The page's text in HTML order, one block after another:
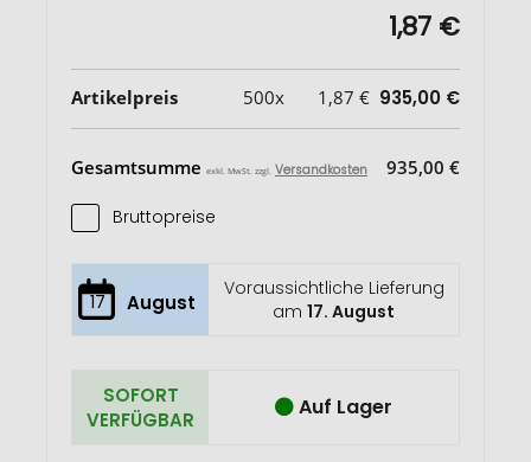
1,87 €
Artikelpreis 500x 1,87 € 935,00 €
Gesamtsumme exkl. MwSt. zzgl. Versandkosten 935,00 €
Bruttopreise
17 August
Voraussichtliche Lieferung
am17. August
SOFORT
VERFÜGBAR
Auf Lager